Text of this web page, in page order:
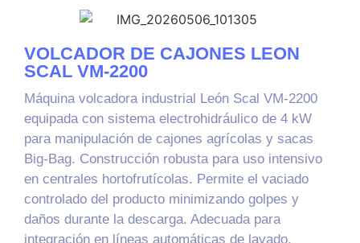
VOLCADOR DE CAJONES LEON
SCAL VM-2200
Máquina volcadora industrial León Scal VM-2200
equipada con sistema electrohidráulico de 4 kW
para manipulación de cajones agrícolas y sacas
Big-Bag. Construcción robusta para uso intensivo
en centrales hortofrutícolas. Permite el vaciado
controlado del producto minimizando golpes y
daños durante la descarga. Adecuada para
integración en líneas automáticas de lavado,